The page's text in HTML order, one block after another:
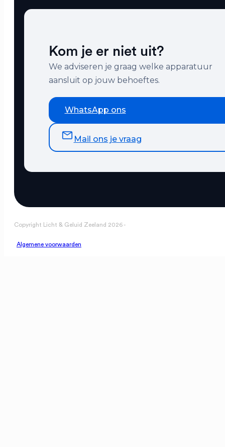
Kom je er niet uit?
We adviseren je graag welke apparatuur
aansluit op jouw behoeftes.
WhatsApp ons
Mail ons je vraag
Copyright Licht & Geluid Zeeland 2026 -
Algemene voorwaarden